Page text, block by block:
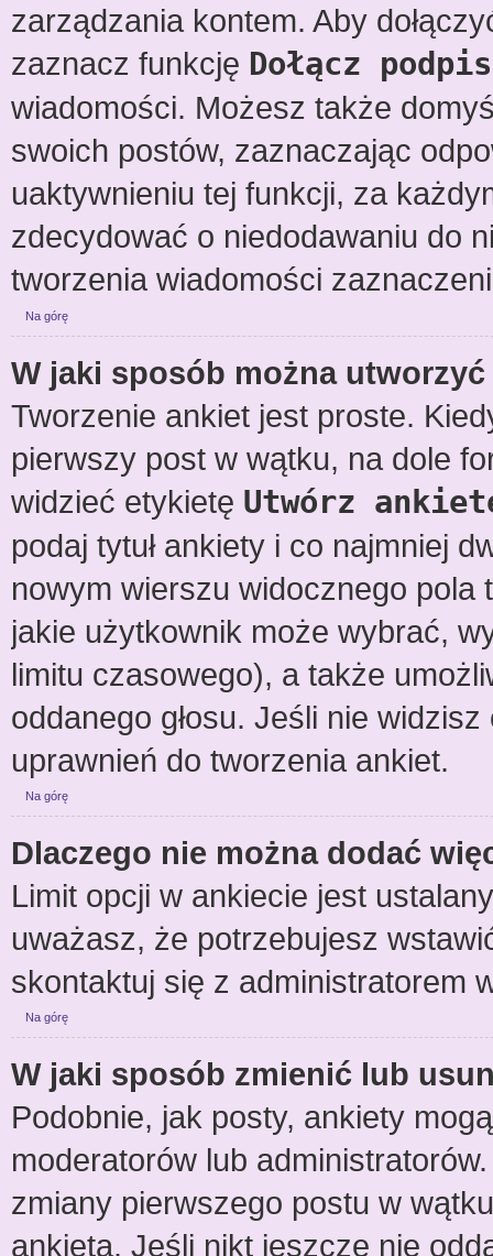
zarządzania kontem. Aby
zaznacz funkcję Dołącz podpis
wiadomości. Możesz także
swoich postów, zaznaczając
uaktywnieniu tej funkcji, za
zdecydować o niedodawaniu do
tworzenia wiadomości
Na górę
W jaki sposób można
Tworzenie ankiet jest proste.
pierwszy post w wątku, na dole
widzieć etykietę Utwórz
podaj tytuł ankiety i co najmniej
nowym wierszu widocznego
jakie użytkownik może wybrać,
limitu czasowego), a także
oddanego głosu. Jeśli nie
uprawnień do tworzenia ankiet.
Na górę
Dlaczego nie można dodać
Limit opcji w ankiecie jest
uważasz, że potrzebujesz
skontaktuj się z administratorem
Na górę
W jaki sposób zmienić lub
Podobnie, jak posty, ankiety
moderatorów lub
zmiany pierwszego postu w
ankieta. Jeśli nikt jeszcze nie